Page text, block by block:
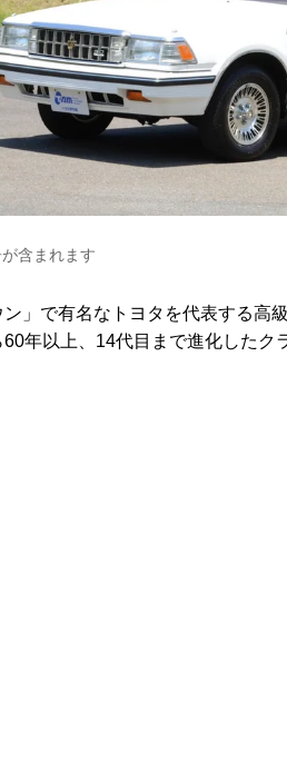
含まれます
ン」で有名なトヨタを代表する
年以上、14代目まで進化した